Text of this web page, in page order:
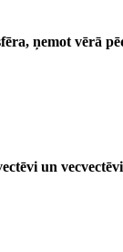
ņemot vērā
un